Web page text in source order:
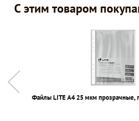
С этим товаром
Файлы LITE А4 25 мкм прозрачные,